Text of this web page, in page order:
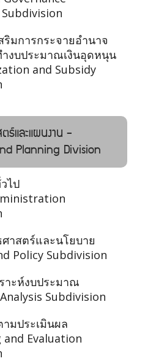
ริมการกระจายอำนาจ
งบประมาณเงินอุดหนุน
and Subsidy
ร์และแผนงาน -
Planning Division
ไป
าสตร์และนโยบาย
Policy Subdivision
าะห์งบประมาณ
Subdivision
มประเมินผล
Evaluation